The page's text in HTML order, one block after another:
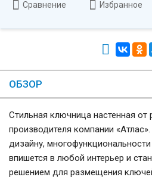
Сравнение Избранное
ОБЗОР
Стильная ключница настенная от
производителя компании
дизайну,
впишется в любой интерьер и
решением для размещения